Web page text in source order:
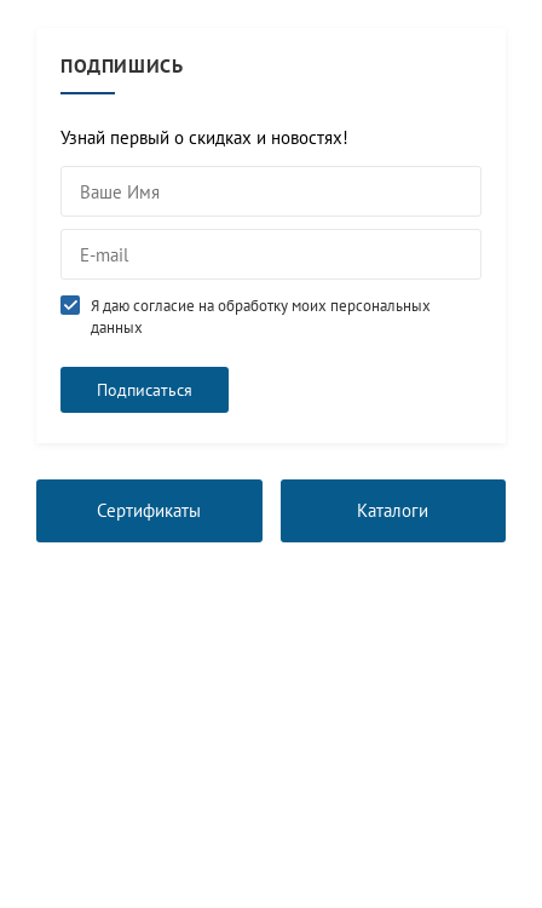
ПОДПИШИСЬ
Узнай первый о скидках и новостях!
Я даю согласие на обработку моих персональных
данных
Сертификаты Каталоги